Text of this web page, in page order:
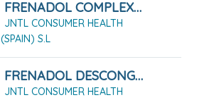
FRENADOL COMPLEX GRANULADO PARA SOLUCIÓN ORAL
JNTL CONSUMER HEALTH
(SPAIN) S.L
FRENADOL DESCONGESTIVO CÁPSULAS DURAS 16 CÁPSULAS
JNTL CONSUMER HEALTH